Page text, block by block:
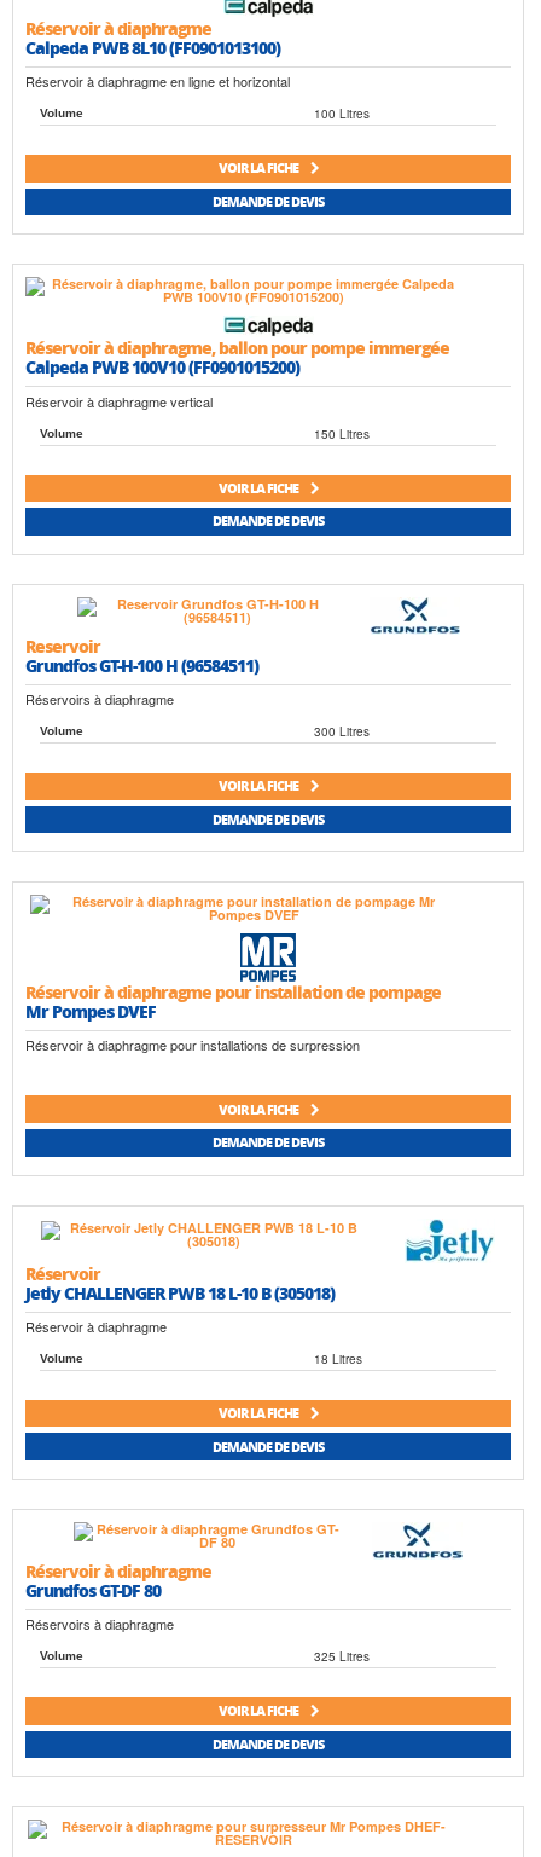
Réservoir à diaphragme
Calpeda PWB 8L10 (FF0901013100)
Réservoir à diaphragme en ligne et horizontal
Volume 100 Litres
VOIR LA FICHE
DEMANDE DE DEVIS
Réservoir à diaphragme, ballon pour pompe immergée
Calpeda PWB 100V10 (FF0901015200)
Réservoir à diaphragme vertical
Volume 150 Litres
VOIR LA FICHE
DEMANDE DE DEVIS
Reservoir
Grundfos GT-H-100 H (96584511)
Réservoirs à diaphragme
Volume 300 Litres
VOIR LA FICHE
DEMANDE DE DEVIS
Réservoir à diaphragme pour installation de pompage
Mr Pompes DVEF
Réservoir à diaphragme pour installations de surpression
VOIR LA FICHE
DEMANDE DE DEVIS
Réservoir
Jetly CHALLENGER PWB 18 L-10 B (305018)
Réservoir à diaphragme
Volume 18 Litres
VOIR LA FICHE
DEMANDE DE DEVIS
Réservoir à diaphragme
Grundfos GT-DF 80
Réservoirs à diaphragme
Volume 325 Litres
VOIR LA FICHE
DEMANDE DE DEVIS